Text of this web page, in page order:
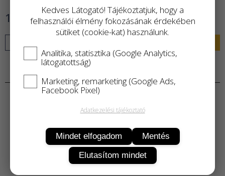
1 900 Ft
Kedves Látogató! Tájékoztatjuk, hogy a
felhasználói élmény fokozásának érdekében
sütiket (cookie-kat) használunk.
Analitika, statisztika (Google Analytics,
látogatottság)
Marketing, remarketing (Google Ads,
Facebook Pixel)
Adatkezelési tájékoztató
Mindet elfogadom
Mentés
Elutasítom mindet